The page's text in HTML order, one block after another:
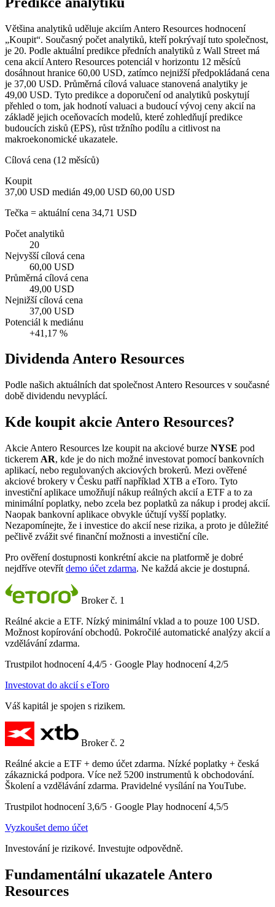
Většina analytiků uděluje akciím Antero Resources hodnocení
„Koupit“. Současný počet analytiků, kteří pokrývají tuto společnost,
je 20. Podle aktuální predikce předních analytiků z Wall Street má
cena akcií Antero Resources potenciál v horizontu 12 měsíců
dosáhnout hranice 60,00 USD, zatímco nejnižší předpokládaná cena
je 37,00 USD. Průměrná cílová valuace stanovená analytiky je
49,00 USD. Tyto predikce a doporučení od analytiků poskytují
přehled o tom, jak hodnotí valuaci a budoucí vývoj ceny akcií na
základě jejich oceňovacích modelů, které zohledňují predikce
budoucích zisků (EPS), růst tržního podílu a citlivost na
makroekonomické ukazatele.
Cílová cena (12 měsíců)
Koupit
37,00 USD medián 49,00 USD 60,00 USD
Tečka = aktuální cena 34,71 USD
Počet analytiků
20
Nejvyšší cílová cena
60,00 USD
Průměrná cílová cena
49,00 USD
Nejnižší cílová cena
37,00 USD
Potenciál k mediánu
+41,17 %
Dividenda Antero Resources
Podle našich aktuálních dat společnost Antero Resources v současné
době dividendu nevyplácí.
Kde koupit akcie Antero Resources?
Akcie Antero Resources lze koupit na akciové burze NYSE pod
tickerem AR, kde je do nich možné investovat pomocí bankovních
aplikací, nebo regulovaných akciových brokerů. Mezi ověřené
akciové brokery v Česku patří například XTB a eToro. Tyto
investiční aplikace umožňují nákup reálných akcií a ETF a to za
minimální poplatky, nebo zcela bez poplatků za nákup i prodej akcií.
Naopak bankovní aplikace obvykle účtují vyšší poplatky.
Nezapomínejte, že i investice do akcií nese rizika, a proto je důležité
pečlivě zvážit své finanční možnosti a investiční cíle.
Pro ověření dostupnosti konkrétní akcie na platformě je dobré
nejdříve otevřít demo účet zdarma. Ne každá akcie je dostupná.
Broker č. 1
Reálné akcie a ETF. Nízký minimální vklad a to pouze 100 USD.
Možnost kopírování obchodů. Pokročilé automatické analýzy akcií a
vzdělávání zdarma.
Trustpilot hodnocení 4,4/5 · Google Play hodnocení 4,2/5
Investovat do akcií s eToro
Váš kapitál je spojen s rizikem.
Broker č. 2
Reálné akcie a ETF + demo účet zdarma. Nízké poplatky + česká
zákaznická podpora. Více než 5200 instrumentů k obchodování.
Školení a vzdělávání zdarma. Pravidelné vysílání na YouTube.
Trustpilot hodnocení 3,6/5 · Google Play hodnocení 4,5/5
Vyzkoušet demo účet
Investování je rizikové. Investujte odpovědně.
Fundamentální ukazatele Antero
Resources